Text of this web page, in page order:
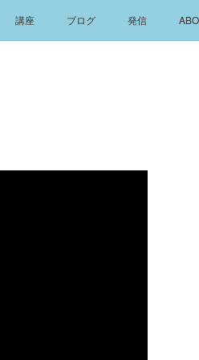
講座 ブログ 発信